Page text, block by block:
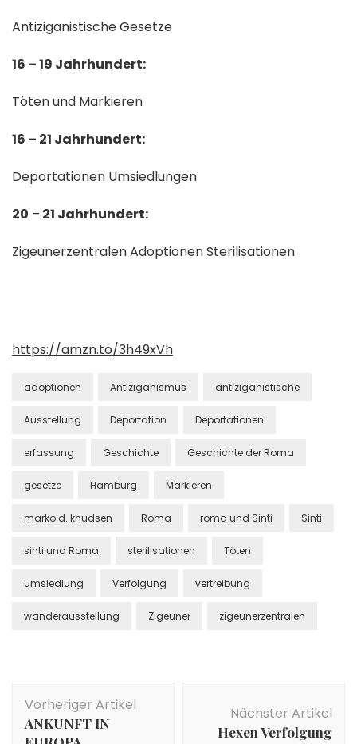
Antiziganistische Gesetze
16 – 19 Jahrhundert:
Töten und Markieren
16 – 21 Jahrhundert:
Deportationen Umsiedlungen
20 – 21 Jahrhundert:
Zigeunerzentralen Adoptionen Sterilisationen
https://amzn.to/3h49xVh
adoptionen Antiziganismus antiziganistische
Ausstellung Deportation Deportationen
erfassung Geschichte Geschichte der Roma
gesetze Hamburg Markieren
marko d. knudsen Roma roma und Sinti Sinti
sinti und Roma sterilisationen Töten
umsiedlung Verfolgung vertreibung
wanderausstellung Zigeuner zigeunerzentralen
Vorheriger Artikel
ANKUNFT IN
Nächster Artikel
Hexen Verfolgung